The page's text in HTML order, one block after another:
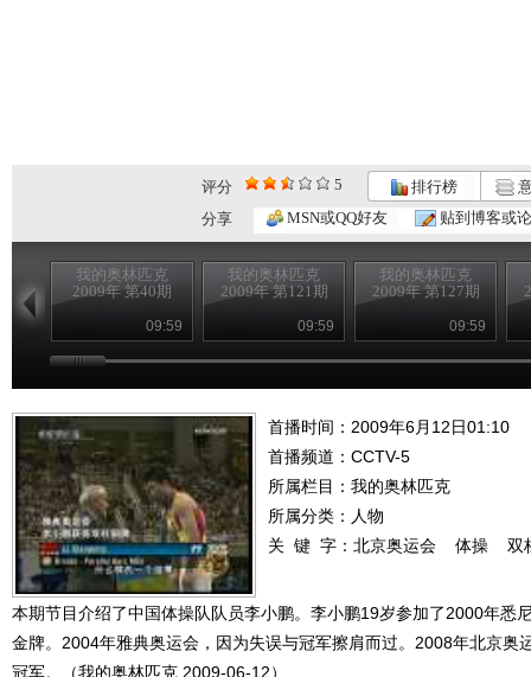
评分 5 排行榜
分享
MSN或QQ好友 贴到博客或
我的奥林匹克
2009年 第40期
09:59
我的奥林匹克
2009年 第121期
09:59
我的奥林匹克
2009年 第127期
09:59
首播时间：2009年6月12日01:10
首播频道： CCTV-5
所属栏目： 我的奥林匹克
所属分类：人物
关 键 字： 北京奥运会 体操 双
本期节目介绍了中国体操队队员李小鹏。李小鹏19岁参加了2000年悉
金牌。2004年雅典奥运会，因为失误与冠军擦肩而过。2008年北京奥
冠军。（我的奥林匹克 2009-06-12）